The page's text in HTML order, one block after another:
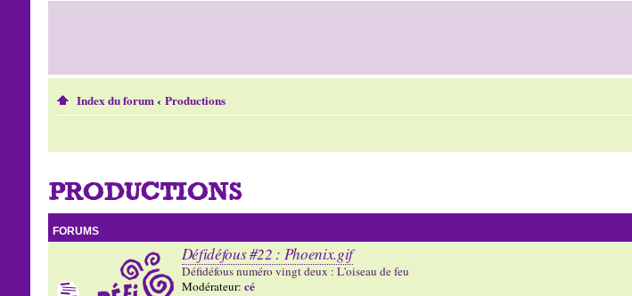
Index du forum‹ Productions
PRODUCTIONS
FORUMS
Défidéfous #22 : Phoenix.gif
Défidéfous numéro vingt deux : L'oiseau de feu
Modérateur: cé